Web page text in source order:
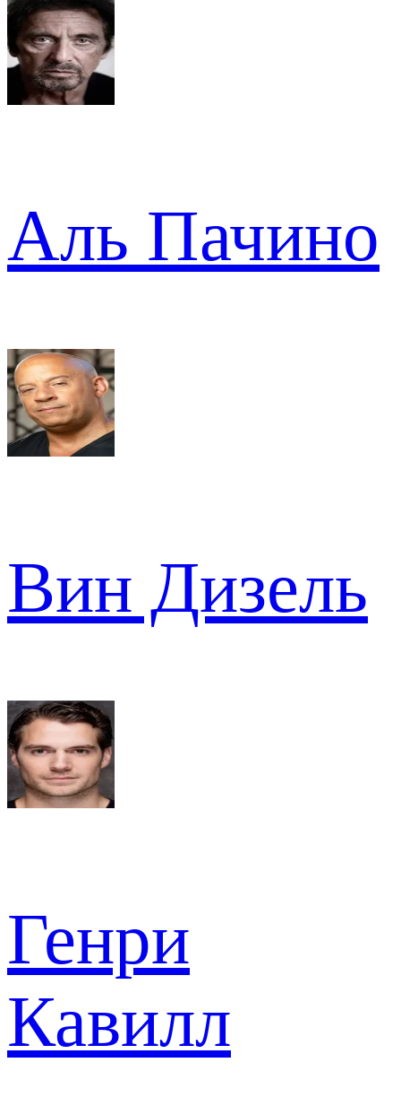
Аль Пачино
Вин Дизель
Генри
Кавилл